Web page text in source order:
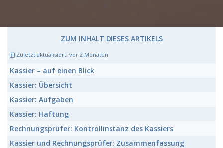
ZUM INHALT DIESES ARTIKELS
Zuletzt aktualisiert: vor 2 Monaten
Kassier – auf einen Blick
Kassier: Übersicht
Kassier: Aufgaben
Kassier: Haftung
Rechnungsprüfer: Kontrollinstanz des Kassiers
Kassier und Rechnungsprüfer: Zusammenfassung